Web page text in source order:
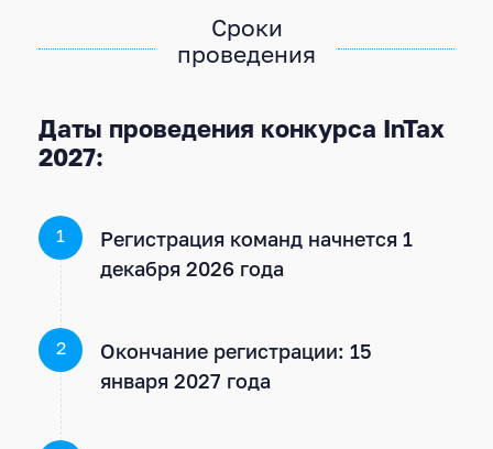
Сроки
проведения
Даты проведения конкурса InTax
2027:
1
Регистрация команд начнется 1
декабря 2026 года
2
Окончание регистрации: 15
января 2027 года